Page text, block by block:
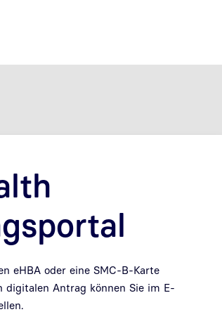
eHBA oder eine SMC-B-Karte
digitalen Antrag können Sie im E-